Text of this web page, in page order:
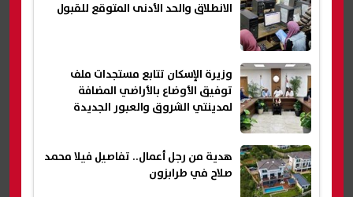
الانطلاق والحد الأدنى المتوقع للقبول
وزيرة الإسكان تتابع مستجدات ملف
توفيق الأوضاع بالأراضي المضافة
لمدينتي الشروق والعبور الجديدة
هدية من رجل أعمال.. تفاصيل فيلا محمد
صلاح في طرابزون